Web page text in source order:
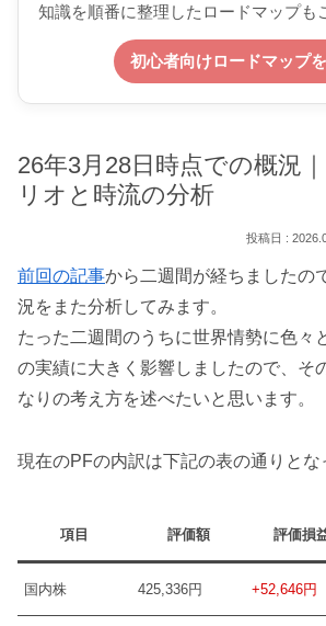
知識を順番に整理したロードマップも
初心者向けロードマップ
26年3月28日時点での概況
リオと時流の分析
前回の記事から二週間が経ちましたの
況をまた分析してみます。
たった二週間のうちに世界情勢に色々
の実績に大きく影響しましたので、そ
なりの考え方を述べたいと思います。
現在のPFの内訳は下記の表の通りとな
項目 評価額 評価損
国内株 425,336円 +52,646円